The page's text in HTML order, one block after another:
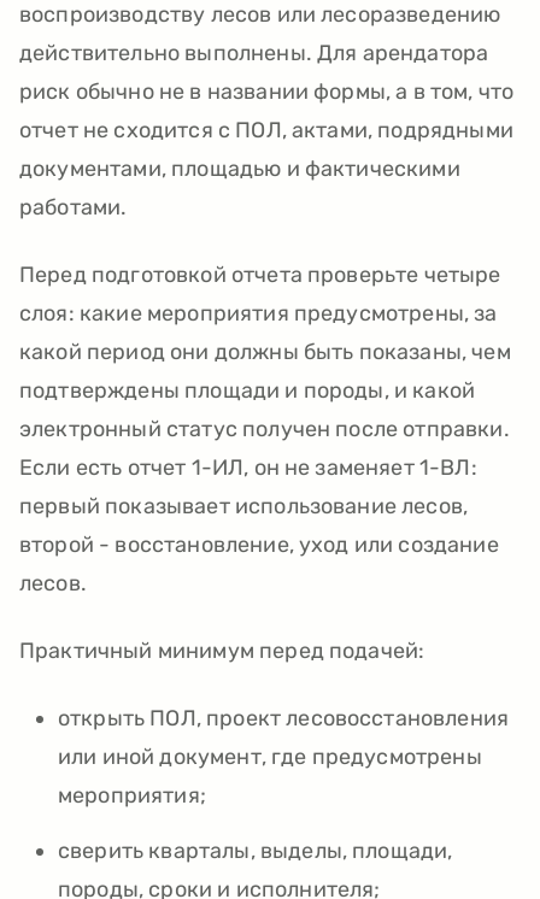
воспроизводству лесов или лесоразведению
действительно выполнены. Для арендатора
риск обычно не в названии формы, а в том, что
отчет не сходится с ПОЛ, актами, подрядными
документами, площадью и фактическими
работами.
Перед подготовкой отчета проверьте четыре
слоя: какие мероприятия предусмотрены, за
какой период они должны быть показаны, чем
подтверждены площади и породы, и какой
электронный статус получен после отправки.
Если есть отчет 1-ИЛ, он не заменяет 1-ВЛ:
первый показывает использование лесов,
второй - восстановление, уход или создание
лесов.
Практичный минимум перед подачей:
открыть ПОЛ, проект лесовосстановления
или иной документ, где предусмотрены
мероприятия;
сверить кварталы, выделы, площади,
породы, сроки и исполнителя;